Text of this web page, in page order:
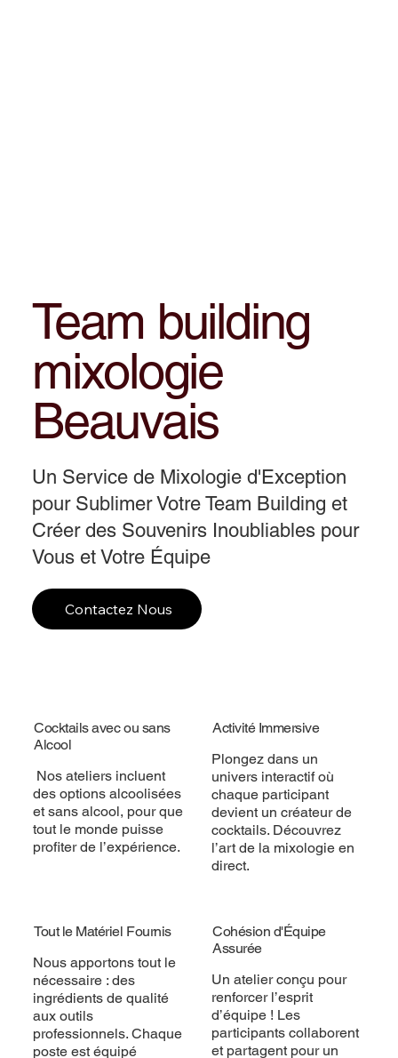
Team building
mixologie
Beauvais
Un Service de Mixologie d'Exception
pour Sublimer Votre Team Building et
Créer des Souvenirs Inoubliables pour
Vous et Votre Équipe
Contactez Nous
Cocktails avec ou sans
Alcool
Nos ateliers incluent
des options alcoolisées
et sans alcool, pour que
tout le monde puisse
profiter de l’expérience.
Activité Immersive
Plongez dans un
univers interactif où
chaque participant
devient un créateur de
cocktails. Découvrez
l’art de la mixologie en
direct.
Tout le Matériel Fournis
Nous apportons tout le
nécessaire : des
ingrédients de qualité
aux outils
professionnels. Chaque
poste est équipé
Cohésion d'Équipe
Assurée
Un atelier conçu pour
renforcer l’esprit
d’équipe ! Les
participants collaborent
et partagent pour un